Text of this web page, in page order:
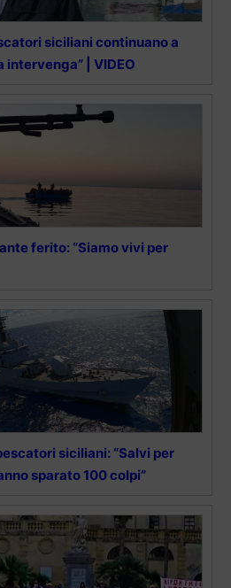
siciliani continuano a
intervenga” | VIDEO
ferito: “Siamo vivi per
siciliani: “Salvi per
sparato 100 colpi”